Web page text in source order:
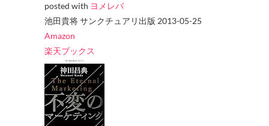
posted with ヨメレバ
池田貴将 サンクチュアリ出版 2013-05-25
Amazon
楽天ブックス